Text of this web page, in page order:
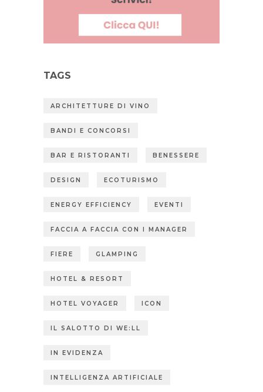
TAGS
ARCHITETTURE DI VINO
BANDI E CONCORSI
BAR E RISTORANTI BENESSERE
DESIGN ECOTURISMO
ENERGY EFFICIENCY EVENTI
FACCIA A FACCIA CON I MANAGER
FIERE GLAMPING
HOTEL & RESORT
HOTEL VOYAGER ICON
IL SALOTTO DI WE:LL
IN EVIDENZA
INTELLIGENZA ARTIFICIALE